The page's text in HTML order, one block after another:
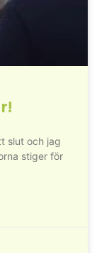
slut och jag
stiger för